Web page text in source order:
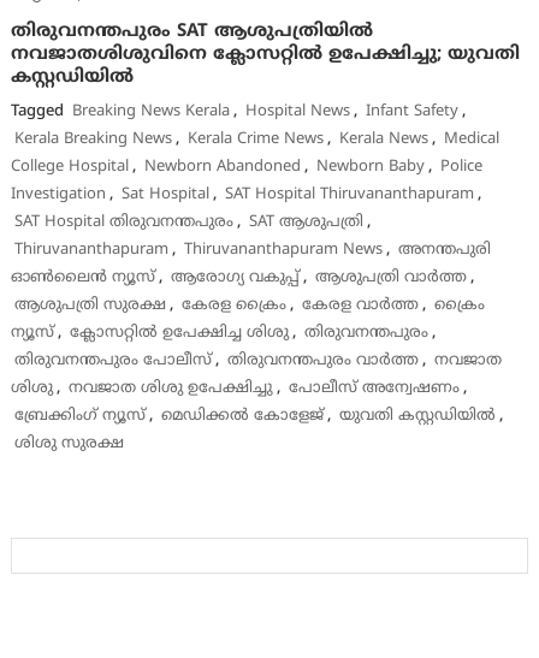
തിരുവനന്തപുരം SAT ആശുപത്രിയിൽ
നവജാതശിശുവിനെ ക്ലോസറ്റിൽ ഉപേക്ഷിച്ചു; യുവതി
കസ്റ്റഡിയിൽ
Tagged Breaking News Kerala, Hospital News, Infant Safety,
Kerala Breaking News, Kerala Crime News, Kerala News, Medical
College Hospital, Newborn Abandoned , Newborn Baby, Police
Investigation , Sat Hospital, SAT Hospital Thiruvananthapuram ,
SAT Hospital തിരുവനന്തപുരം, SAT ആശുപത്രി ,
Thiruvananthapuram , Thiruvananthapuram News, അനന്തപുരി
ഓൺലൈൻ ന്യൂസ്, ആരോഗ്യ വകുപ്പ്, ആശുപത്രി വാർത്ത,
ആശുപത്രി സുരക്ഷ , കേരള ക്രൈം, കേരള വാർത്ത, ക്രൈം
ന്യൂസ്, ക്ലോസറ്റിൽ ഉപേക്ഷിച്ച ശിശു, തിരുവനന്തപുരം,
തിരുവനന്തപുരം പോലീസ്, തിരുവനന്തപുരം വാർത്ത, നവജാത
ശിശു, നവജാത ശിശു ഉപേക്ഷിച്ചു, പോലീസ് അന്വേഷണം,
ബ്രേക്കിംഗ് ന്യൂസ്, മെഡിക്കൽ കോളേജ്, യുവതി കസ്റ്റഡിയിൽ ,
ശിശു സുരക്ഷ